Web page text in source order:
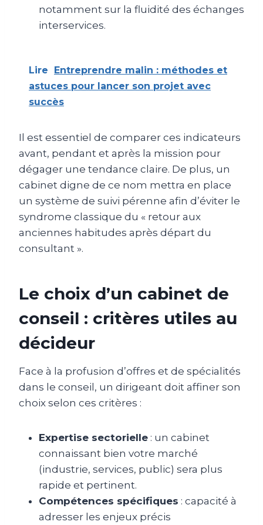
notamment sur la fluidité des échanges
interservices.
Lire
Entreprendre malin : méthodes et
astuces pour lancer son projet avec
succès
Il est essentiel de comparer ces indicateurs
avant, pendant et après la mission pour
dégager une tendance claire. De plus, un
cabinet digne de ce nom mettra en place
un système de suivi pérenne afin d’éviter le
syndrome classique du « retour aux
anciennes habitudes après départ du
consultant ».
Le choix d’un cabinet de
conseil : critères utiles au
décideur
Face à la profusion d’offres et de spécialités
dans le conseil, un dirigeant doit affiner son
choix selon ces critères :
Expertise sectorielle : un cabinet
connaissant bien votre marché
(industrie, services, public) sera plus
rapide et pertinent.
Compétences spécifiques : capacité à
adresser les enjeux précis